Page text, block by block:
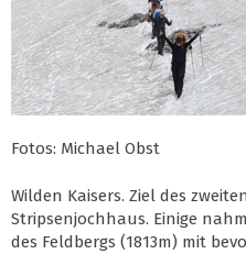
Fotos: Michael Obst
Wilden Kaisers. Ziel des
Stripsenjochhaus. Einige
des Feldbergs (1813m) mit